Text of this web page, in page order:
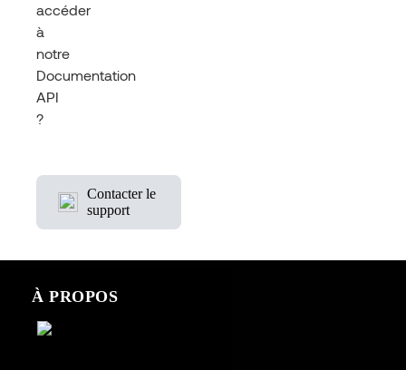
accéder
à
notre
Documentation
API
?
Contacter le
support
À PROPOS